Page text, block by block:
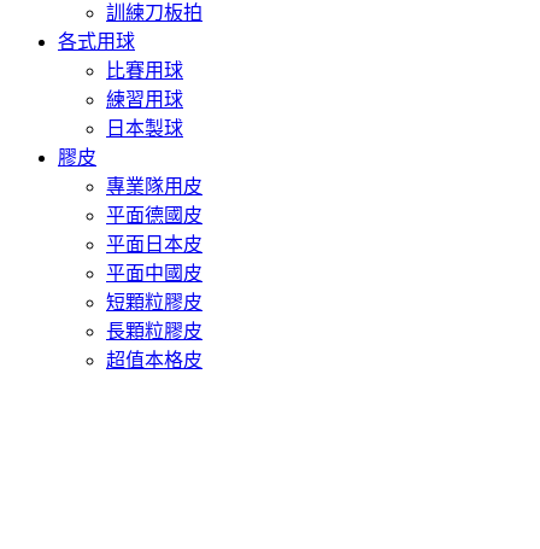
訓練刀板拍
各式用球
比賽用球
練習用球
日本製球
膠皮
專業隊用皮
平面德國皮
平面日本皮
平面中國皮
短顆粒膠皮
長顆粒膠皮
超值本格皮